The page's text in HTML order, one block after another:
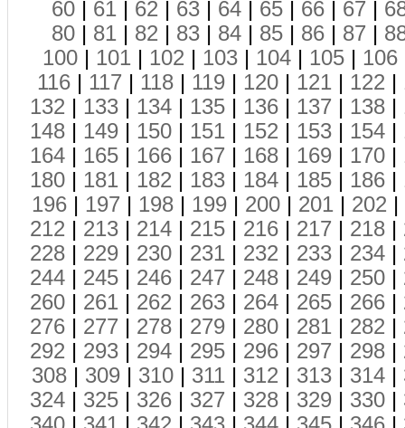
60 | 61 | 62 | 63 | 64 | 65 | 66 | 67 |
80 | 81 | 82 | 83 | 84 | 85 | 86 | 87 |
100 | 101 | 102 | 103 | 104 | 105 | 106
116 | 117 | 118 | 119 | 120 | 121 | 122 |
132 | 133 | 134 | 135 | 136 | 137 | 138 |
148 | 149 | 150 | 151 | 152 | 153 | 154 |
164 | 165 | 166 | 167 | 168 | 169 | 170 |
180 | 181 | 182 | 183 | 184 | 185 | 186 |
196 | 197 | 198 | 199 | 200 | 201 | 202 |
212 | 213 | 214 | 215 | 216 | 217 | 218 |
228 | 229 | 230 | 231 | 232 | 233 | 234 |
244 | 245 | 246 | 247 | 248 | 249 | 250 |
260 | 261 | 262 | 263 | 264 | 265 | 266 |
276 | 277 | 278 | 279 | 280 | 281 | 282 |
292 | 293 | 294 | 295 | 296 | 297 | 298 |
308 | 309 | 310 | 311 | 312 | 313 | 314 |
324 | 325 | 326 | 327 | 328 | 329 | 330 |